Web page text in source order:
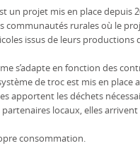
un projet mis en place depuis
communautés rurales où le
issus de leurs productions
s’adapte en fonction des
de troc est mis en
apportent les déchets
locaux, elles
consommation.